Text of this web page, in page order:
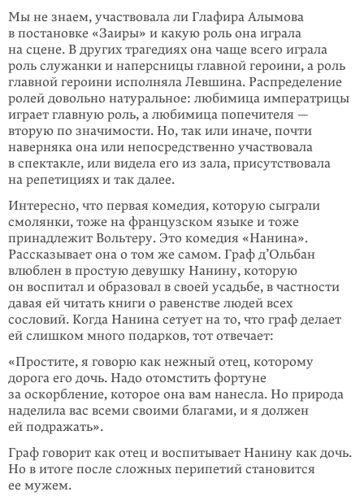
Мы не знаем, участвовала ли Глафира Алымова
в постановке «Заиры» и какую роль она играла
на сцене. В других трагедиях она чаще всего играла
роль служанки и наперсницы главной героини, а роль
главной героини исполняла Левшина. Распределение
ролей довольно натуральное: любимица императрицы
играет главную роль, а любимица попечителя —
вторую по значимости. Но, так или иначе, почти
наверняка она или непосредственно участвовала
в спектакле, или видела его из зала, присутствовала
на репетициях и так далее.
Интересно, что первая комедия, которую сыграли
смолянки, тоже на французском языке и тоже
принадлежит Вольтеру. Это комедия «Нанина».
Рассказывает она о том же самом. Граф д’Ольбан
влюблен в простую девушку Нанину, которую
он воспитал и образовал в своей усадьбе, в частности
давая ей читать книги о равенстве людей всех
сословий. Когда Нанина сетует на то, что граф делает
ей слишком много подарков, тот отвечает:
«Простите, я говорю как нежный отец, которому
дорога его дочь. Надо отомстить фортуне
за оскорбление, которое она вам нанесла. Но природа
наделила вас всеми своими благами, и я должен
ей подражать».
Граф говорит как отец и воспитывает Нанину как дочь.
Но в итоге после сложных перипетий становится
ее мужем.